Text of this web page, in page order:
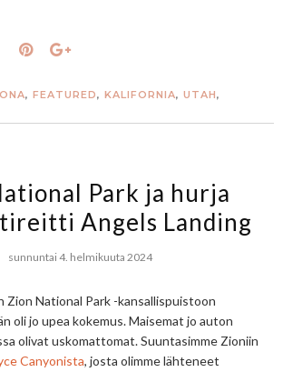
, FEATURED, KALIFORNIA, UTAH,
Park ja hurja
Angels Landing
sunnuntai 4. helmikuuta 2024
Zion National Park -kansallispuistoon
oli jo upea kokemus. Maisemat jo auton
olivat uskomattomat. Suuntasimme Zioniin
Canyonista, josta olimme lähteneet